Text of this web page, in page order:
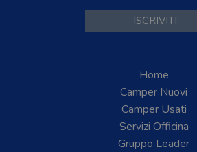
Home
Camper Nuovi
Camper Usati
Servizi Officina
Gruppo Leader